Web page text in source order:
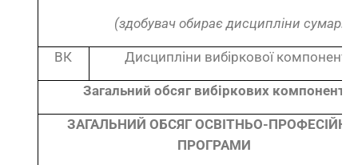
(здобувач обирає дисципліни
ВК Дисципліни вибіркової компоненти
Загальний обсяг вибіркових компонент
ЗАГАЛЬНИЙ ОБСЯГ ОСВІТНЬО-
ПРОГРАМИ